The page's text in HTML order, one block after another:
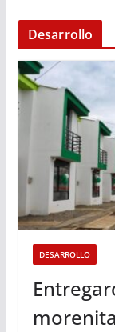
Desarrollo
DESARROLLO